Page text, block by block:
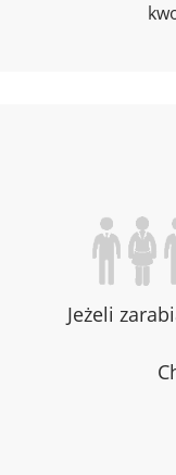
Jeżeli